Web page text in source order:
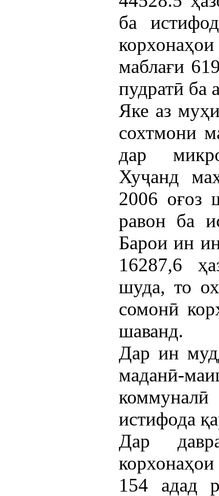
ба
маблағи
пудратӣ ба
Яке аз
сохтмони
дар
Хуҷанд
2006 оғоз
равон ба
Барои ин
16287,6
шуда, то
сомонӣ
шаванд.
Дар ин
маданӣ-
истифода
Дар
154 адад